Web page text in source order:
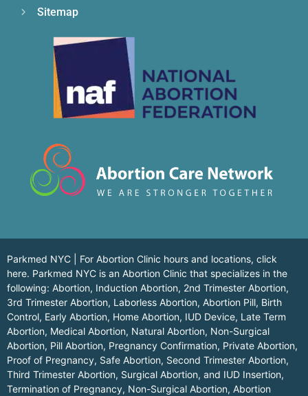
Sitemap
Parkmed NYC | For Abortion Clinic hours and locations, click
here. Parkmed NYC is an Abortion Clinic that specializes in the
following: Abortion, Induction Abortion, 2nd Trimester Abortion,
3rd Trimester Abortion, Laborless Abortion, Abortion Pill, Birth
Control, Early Abortion, Home Abortion, IUD Device, Late Term
Abortion, Medical Abortion, Natural Abortion, Non-Surgical
Abortion, Pill Abortion, Pregnancy Confirmation, Private Abortion,
Proof of Pregnancy, Safe Abortion, Second Trimester Abortion,
Third Trimester Abortion, Surgical Abortion, and IUD Insertion,
Termination of Pregnancy, Non-Surgical Abortion, Abortion